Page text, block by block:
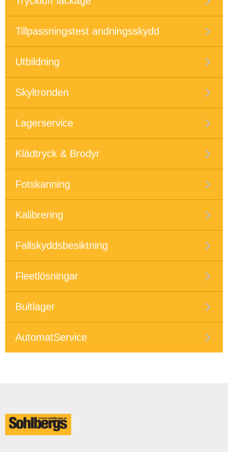
Tillpassningstest andningsskydd
Utbildning
Skyltronden
Lagerservice
Klädtryck & Brodyr
Fotskanning
Kalibrering
Fallskyddsbesiktning
Fleetlösningar
Bultlager
AutomatService